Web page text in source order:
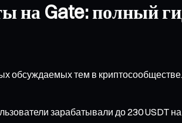
на Gate: полный
обсуждаемых тем в
зарабатывали до 230 USDT